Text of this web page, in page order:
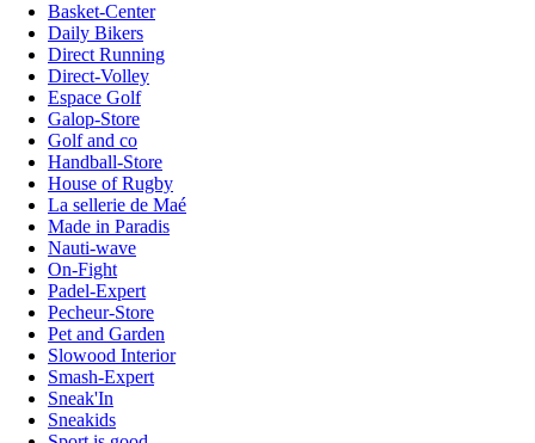
Basket-Center
Daily Bikers
Direct Running
Direct-Volley
Espace Golf
Galop-Store
Golf and co
Handball-Store
House of Rugby
La sellerie de Maé
Made in Paradis
Nauti-wave
On-Fight
Padel-Expert
Pecheur-Store
Pet and Garden
Slowood Interior
Smash-Expert
Sneak'In
Sneakids